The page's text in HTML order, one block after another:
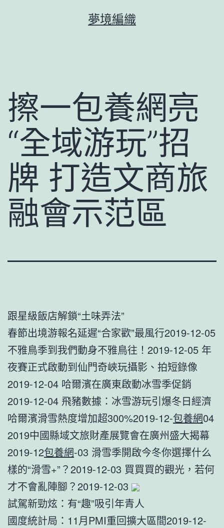
夢境編織
擦一包養網亮
“全域游玩”招
牌 打造文商旅
融會示范區
跟星級飯店解鎖“土味弄法”
春節出境游報名延遲“合家歡”最風行2019-12-05
不雅鳥季到我們動身不雅鳥往！2019-12-05 年
夜賽正式啟動到仙門奇峽玩攝影、拍短錄像
2019-12-04 哈爾濱在廣東啟動冰雪季促銷
2019-12-04 飛豬數據：冰雪游玩引爆冬日經濟
哈爾濱滑雪熱度增加超300%2019-12-包養網04
2019中國縣域文旅財產展覽會在廣州盛大揭幕
2019-12包養網-03 滑雪季開啟今冬你選擇什么
樣的“滑雪+”？2019-12-03 買買買的觀光，若何
才不會亂陣腳？2019-12-03
試駕新勁炫：有“趣”吸引年青人
國度統計局：11月PMI重回擴大區間2019-12-